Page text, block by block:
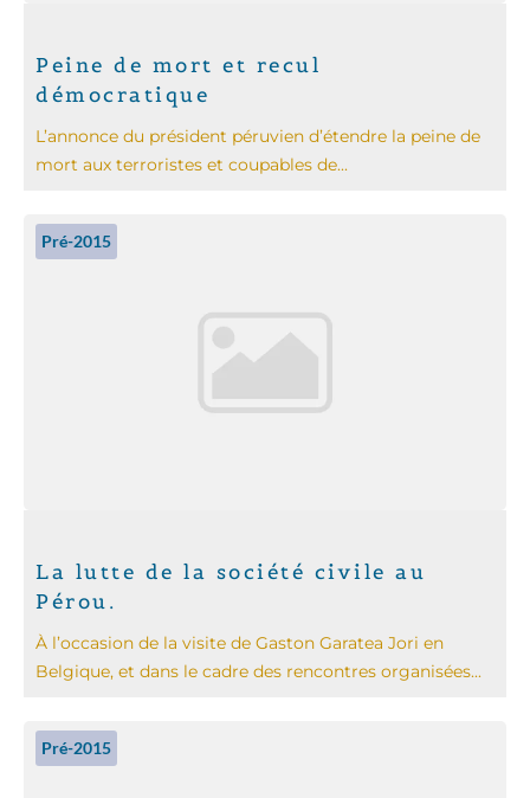
Peine de mort et recul
démocratique
L’annonce du président péruvien d’étendre la peine de
mort aux terroristes et coupables de...
Pré-2015
La lutte de la société civile au
Pérou.
À l’occasion de la visite de Gaston Garatea Jori en
Belgique, et dans le cadre des rencontres organisées...
Pré-2015